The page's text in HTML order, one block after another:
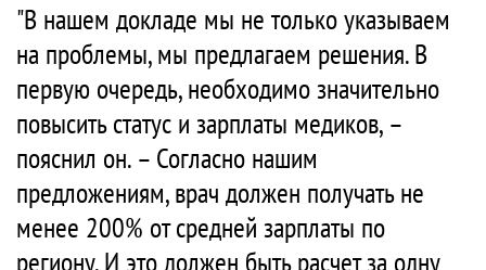
"В нашем докладе мы не только указываем
на проблемы, мы предлагаем решения. В
первую очередь, необходимо значительно
повысить статус и зарплаты медиков, –
пояснил он. – Согласно нашим
предложениям, врач должен получать не
менее 200% от средней зарплаты по
региону. И это должен быть расчет за одну